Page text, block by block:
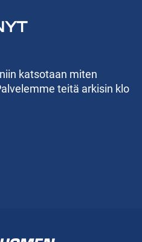
katsotaan miten
teitä arkisin klo